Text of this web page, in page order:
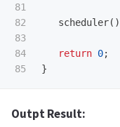
81
82
83
84
scheduler
return 0;
}
Outpt Result: